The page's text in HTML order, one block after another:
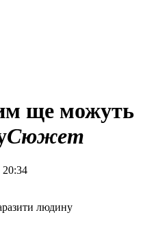
ще можуть
Сюжет
20:34